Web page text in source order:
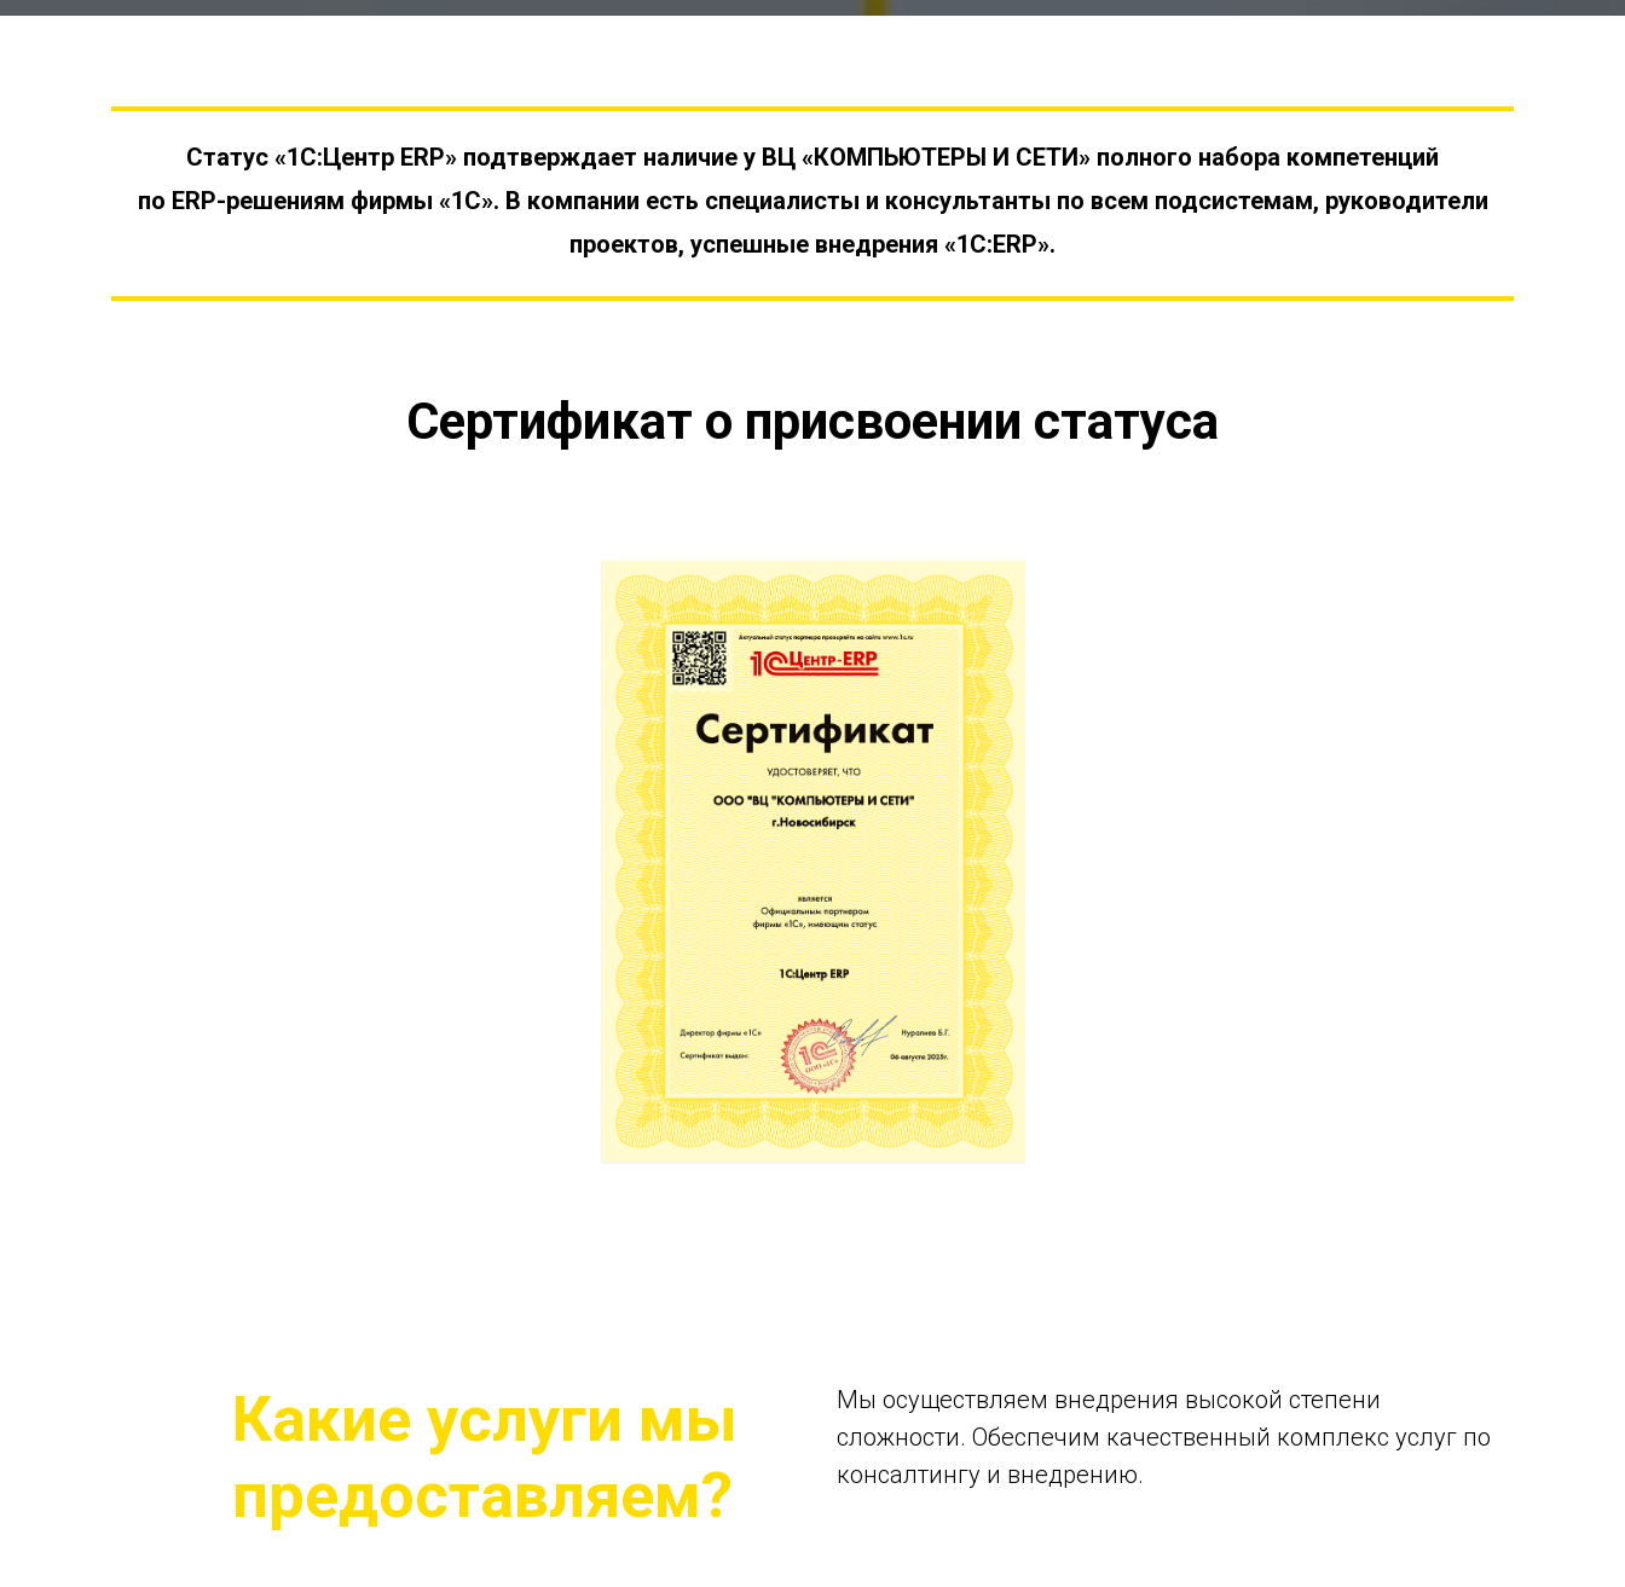
Статус «1С:Центр ERP» подтверждает наличие у ВЦ «КОМПЬЮТЕРЫ И СЕТИ» полного набора компетенций
по ERP-решениям фирмы «1С». В компании есть специалисты и консультанты по всем подсистемам, руководители
проектов, успешные внедрения «1С:ERP».
Сертификат о присвоении статуса
Какие услуги мы
предоставляем?
Мы осуществляем внедрения высокой степени
сложности. Обеспечим качественный комплекс услуг по
консалтингу и внедрению.